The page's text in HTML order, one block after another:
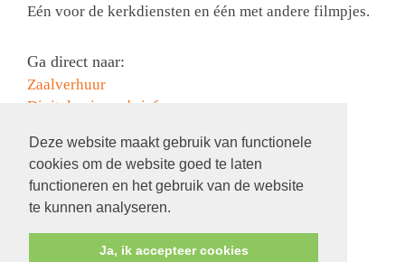
Deze website maakt gebruik van functionele
cookies om de website goed te laten
functioneren en het gebruik van de website
te kunnen analyseren.
Ja, ik accepteer cookies
Eén voor de kerkdiensten en één met andere filmpjes.
Ga direct naar:
Zaalverhuur
Digitale nieuwsbrief
Activiteiten
Contact
Information in English